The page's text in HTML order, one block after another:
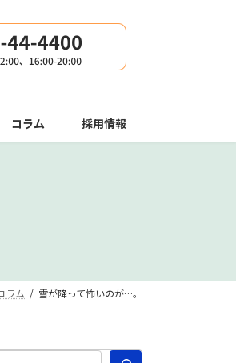
コラム 採用情報
ラム 雪が降って怖いのが…。